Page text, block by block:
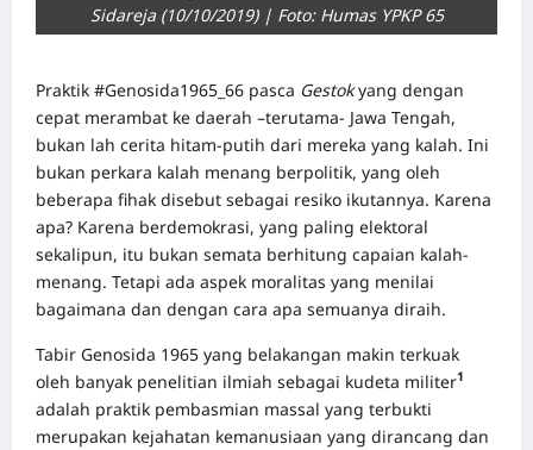
Sidareja (10/10/2019) | Foto: Humas YPKP 65
Praktik #Genosida1965_66 pasca Gestokyang dengan
cepat merambat ke daerah –terutama- Jawa Tengah,
bukan lah cerita hitam-putih dari mereka yang kalah. Ini
bukan perkara kalah menang berpolitik, yang oleh
beberapa fihak disebut sebagai resiko ikutannya. Karena
apa? Karena berdemokrasi, yang paling elektoral
sekalipun, itu bukan semata berhitung capaian kalah-
menang. Tetapi ada aspek moralitas yang menilai
bagaimana dan dengan cara apa semuanya diraih.
Tabir Genosida 1965 yang belakangan makin terkuak
oleh banyak penelitian ilmiah sebagai kudeta militer1
adalah praktik pembasmian massal yang terbukti
merupakan kejahatan kemanusiaan yang dirancang dan